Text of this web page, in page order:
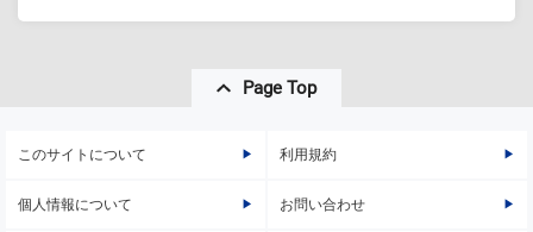
Page Top
このサイトについて 利用規約
個人情報について お問い合わせ